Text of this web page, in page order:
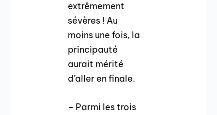
extrêmement
sévères ! Au
moins une fois, la
principauté
aurait mérité
d’aller en finale.
– Parmi les trois